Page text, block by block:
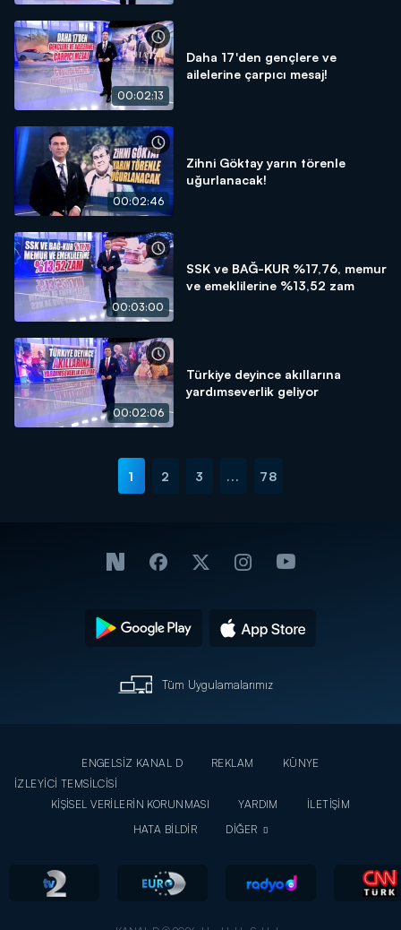
00:02:13
Daha 17'den gençlere ve
ailelerine çarpıcı mesaj!
00:02:46
Zihni Göktay yarın törenle
uğurlanacak!
00:03:00
SSK ve BAĞ-KUR %17,76, memur
ve emeklilerine %13,52 zam
00:02:06
Türkiye deyince akıllarına
yardımseverlik geliyor
1 2 3 ... 78
Tüm Uygulamalarımız
ENGELSİZ KANAL D REKLAM
KÜNYE
İZLEYİCİ TEMSİLCİSİ
KİŞİSEL VERİLERİN KORUNMASI
YARDIM
İLETİŞİM
HATA BİLDİR
DİĞER